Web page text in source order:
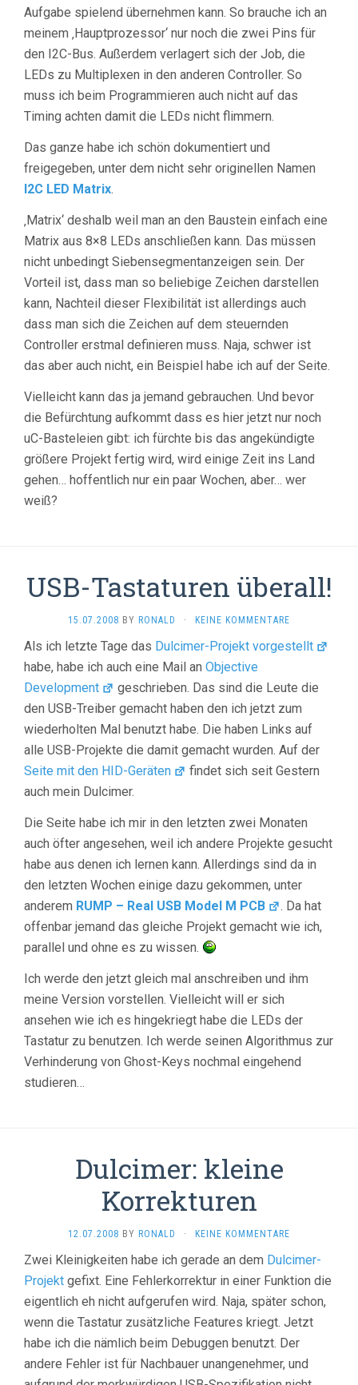
Aufgabe spielend übernehmen kann. So brauche ich an
meinem ‚Hauptprozessor‘ nur noch die zwei Pins für
den I2C-Bus. Außerdem verlagert sich der Job, die
LEDs zu Multiplexen in den anderen Controller. So
muss ich beim Programmieren auch nicht auf das
Timing achten damit die LEDs nicht flimmern.
Das ganze habe ich schön dokumentiert und
freigegeben, unter dem nicht sehr originellen Namen
I2C LED Matrix.
‚Matrix‘ deshalb weil man an den Baustein einfach eine
Matrix aus 8×8 LEDs anschließen kann. Das müssen
nicht unbedingt Siebensegmentanzeigen sein. Der
Vorteil ist, dass man so beliebige Zeichen darstellen
kann, Nachteil dieser Flexibilität ist allerdings auch
dass man sich die Zeichen auf dem steuernden
Controller erstmal definieren muss. Naja, schwer ist
das aber auch nicht, ein Beispiel habe ich auf der Seite.
Vielleicht kann das ja jemand gebrauchen. Und bevor
die Befürchtung aufkommt dass es hier jetzt nur noch
uC-Basteleien gibt: ich fürchte bis das angekündigte
größere Projekt fertig wird, wird einige Zeit ins Land
gehen… hoffentlich nur ein paar Wochen, aber… wer
weiß?
USB-Tastaturen überall!
15.07.2008 BY RONALD · KEINE KOMMENTARE
Als ich letzte Tage das Dulcimer-Projekt vorgestellt
habe, habe ich auch eine Mail an Objective
Development
geschrieben. Das sind die Leute die
den USB-Treiber gemacht haben den ich jetzt zum
wiederholten Mal benutzt habe. Die haben Links auf
alle USB-Projekte die damit gemacht wurden. Auf der
Seite mit den HID-Geräten
findet sich seit Gestern
auch mein Dulcimer.
Die Seite habe ich mir in den letzten zwei Monaten
auch öfter angesehen, weil ich andere Projekte gesucht
habe aus denen ich lernen kann. Allerdings sind da in
den letzten Wochen einige dazu gekommen, unter
anderem RUMP – Real USB Model M PCB
. Da hat
offenbar jemand das gleiche Projekt gemacht wie ich,
parallel und ohne es zu wissen.
Ich werde den jetzt gleich mal anschreiben und ihm
meine Version vorstellen. Vielleicht will er sich
ansehen wie ich es hingekriegt habe die LEDs der
Tastatur zu benutzen. Ich werde seinen Algorithmus zur
Verhinderung von Ghost-Keys nochmal eingehend
studieren…
Dulcimer: kleine
Korrekturen
12.07.2008 BY RONALD · KEINE KOMMENTARE
Zwei Kleinigkeiten habe ich gerade an dem Dulcimer-
Projekt gefixt. Eine Fehlerkorrektur in einer Funktion die
eigentlich eh nicht aufgerufen wird. Naja, später schon,
wenn die Tastatur zusätzliche Features kriegt. Jetzt
habe ich die nämlich beim Debuggen benutzt. Der
andere Fehler ist für Nachbauer unangenehmer, und